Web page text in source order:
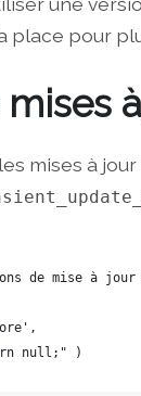
place pour
mises à
de mise à jour
null;" )